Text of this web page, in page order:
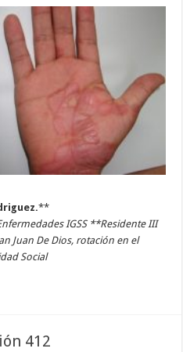
**
IGSS **Residente III
Juan De Dios, rotación en el
Social
412